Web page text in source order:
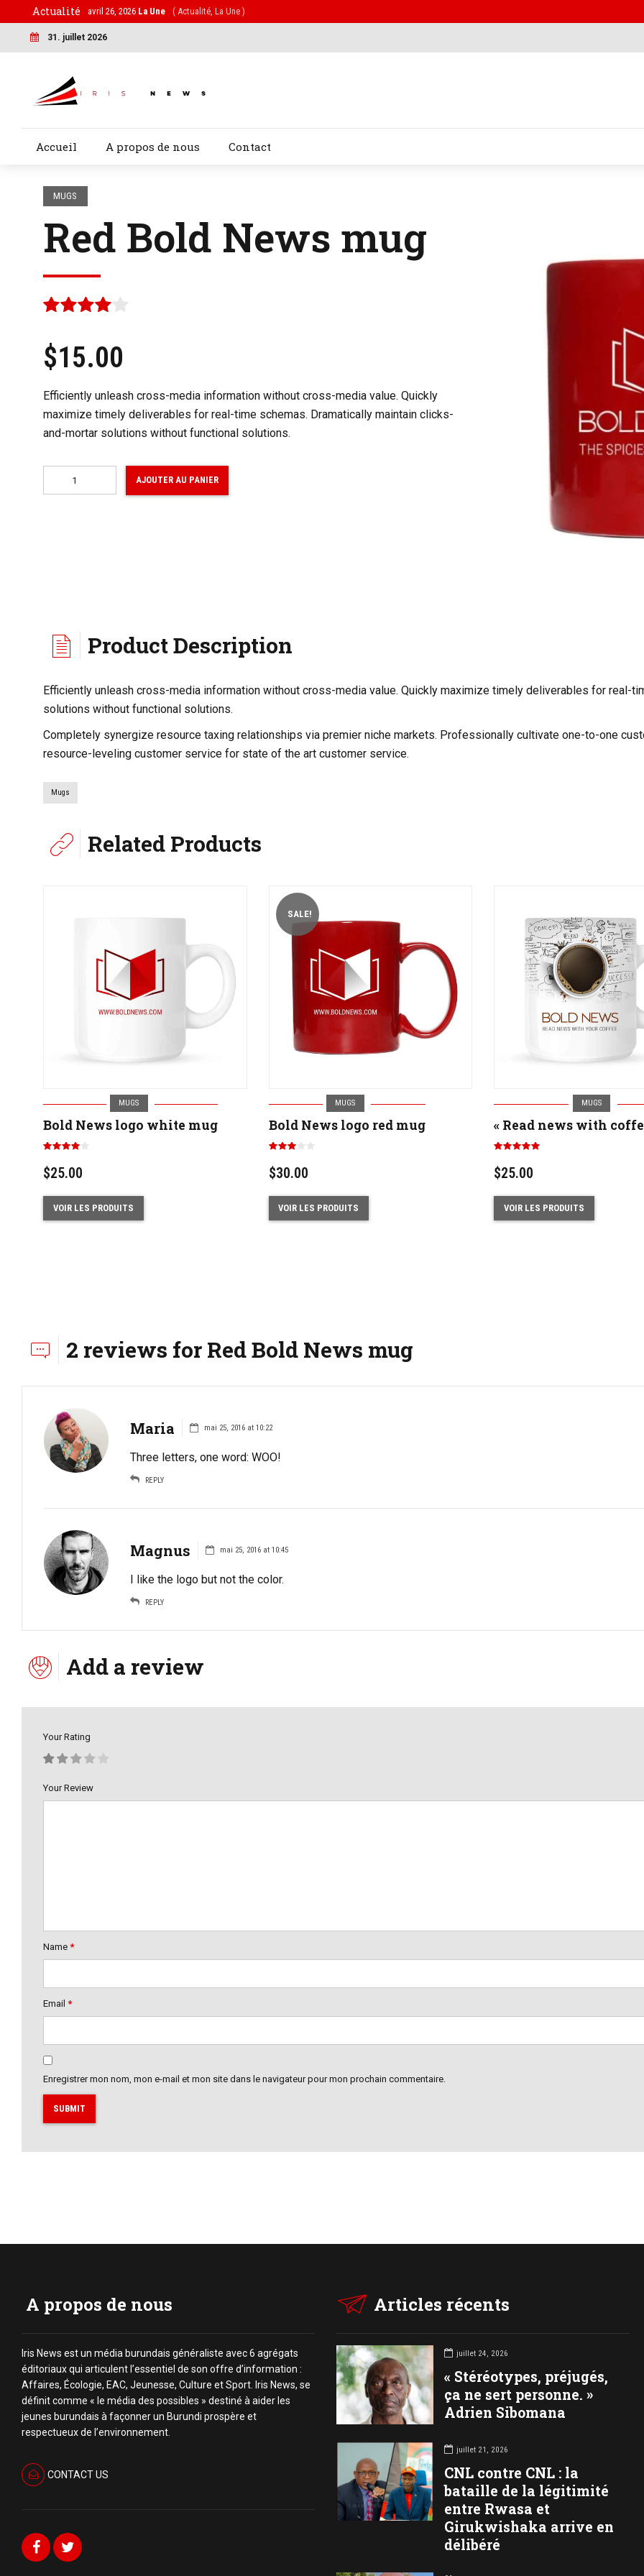
Actualité avril 26, 2026 La Une ( Actualité, La Une )
31. juillet 2026
Accueil A propos de nous Contact
MUGS
Red Bold News mug
Notesur
$15.00
Efficiently unleash cross-media information without cross-media value. Quickly
maximize timely deliverables for real-time schemas. Dramatically maintain clicks-
and-mortar solutions without functional solutions.
quantité
de
AJOUTER AU PANIER
Product Description
Efficiently unleash cross-media information without cross-media value. Quickly maximize timely deliverables for real-
solutions without functional solutions.
Completely synergize resource taxing relationships via premier niche markets. Professionally cultivate one-to-one
resource-leveling customer service for state of the art customer service.
Mugs
Related Products
MUGS
Bold News logo white mug
Note
$25.00
VOIR LES PRODUITS
SALE!
MUGS
Bold News logo red mug
Note
$30.00
VOIR LES PRODUITS
MUGS
« Read news with
Note
$25.00
VOIR LES PRODUITS
2 reviews for Red Bold News mug
Maria mai 25, 2016 at 10:22
Three letters, one word: WOO!
REPLY
Magnus mai 25, 2016 at 10:45
I like the logo but not the color.
REPLY
Add a review
Your Rating
Your Review
Name *
Email *
Enregistrer mon nom, mon e-mail et mon site dans le navigateur pour mon prochain commentaire.
A propos de nous
Iris News est un média burundais généraliste avec 6 agrégats
éditoriaux qui articulent l’essentiel de son offre d’information :
Affaires, Écologie, EAC, Jeunesse, Culture et Sport. Iris News, se
définit comme « le média des possibles » destiné à aider les
jeunes burundais à façonner un Burundi prospère et
respectueux de l’environnement.
CONTACT US
Articles récents
juillet 24, 2026
« Stéréotypes, préjugés,
ça ne sert personne. »
Adrien Sibomana
juillet 21, 2026
CNL contre CNL : la
bataille de la légitimité
entre Rwasa et
Girukwishaka arrive en
délibéré